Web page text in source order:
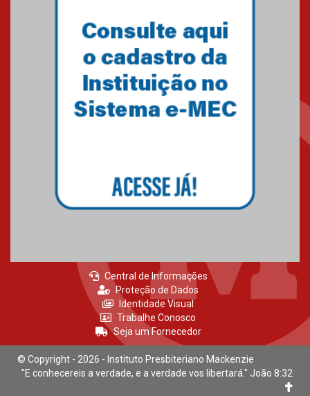
Central de Informações
Proteção de Dados
Identidade Visual
Trabalhe Conosco
Seja um Fornecedor
© Copyright - 2026 - Instituto Presbiteriano Mackenzie
"E conhecereis a verdade, e a verdade vos libertará." João 8:32